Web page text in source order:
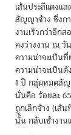
เส้นประสีแดงแ
สัญญาจ้าง ซึ่งก
งานเร็วกว่าอีก
คงว่างงาน ณ วั
ความน่าจะเป็น
ความน่าจะเป็น
1 ปี กลุ่มหมดสัญ
นั่นคือ ร้อยละ
ถูกเลิกจ้าง (เส้
นั้น กลับเข้างาน